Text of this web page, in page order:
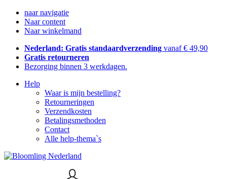
naar navigatie
Naar content
Naar winkelmand
Nederland: Gratis standaardverzending vanaf € 49,90
Gratis retourneren
Bezorging binnen 3 werkdagen.
Help
Waar is mijn bestelling?
Retourneringen
Verzendkosten
Betalingsmethoden
Contact
Alle help-thema`s